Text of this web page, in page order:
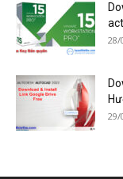
28/
29/